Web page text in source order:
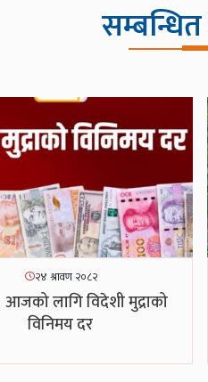
२४ श्रावण २०८२
लागि विदेशी मुद्राको
विनिमय दर